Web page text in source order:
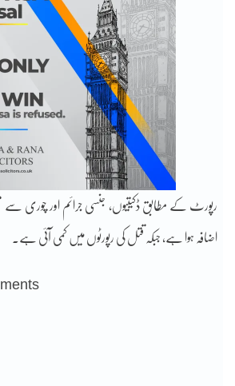
رپورٹ کے مطابق ڈکیتیوں، جنسی جرائم اور چوری سے
اضافہ ہوا ہے، جبکہ قتل کی رپورٹوں میں کمی آئی ہے۔